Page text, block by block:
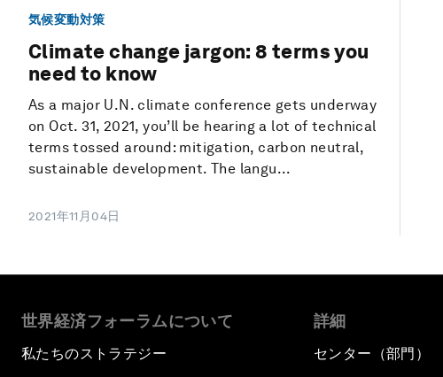
気候変動対策
Climate change jargon: 8 terms you
need to know
As a major U.N. climate conference gets underway
on Oct. 31, 2021, you’ll be hearing a lot of technical
terms tossed around: mitigation, carbon neutral,
sustainable development. The langu...
2021年11月04日
世界経済フォーラムについて
私たちのストラテジー
詳細
センター（部門）